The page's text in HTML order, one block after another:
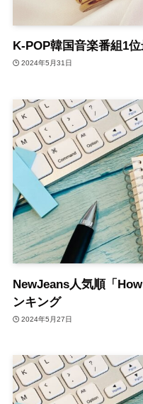
K-POP韓国音楽番組1
2024年5月31日
NewJeans人気順「
ンキング
2024年5月27日